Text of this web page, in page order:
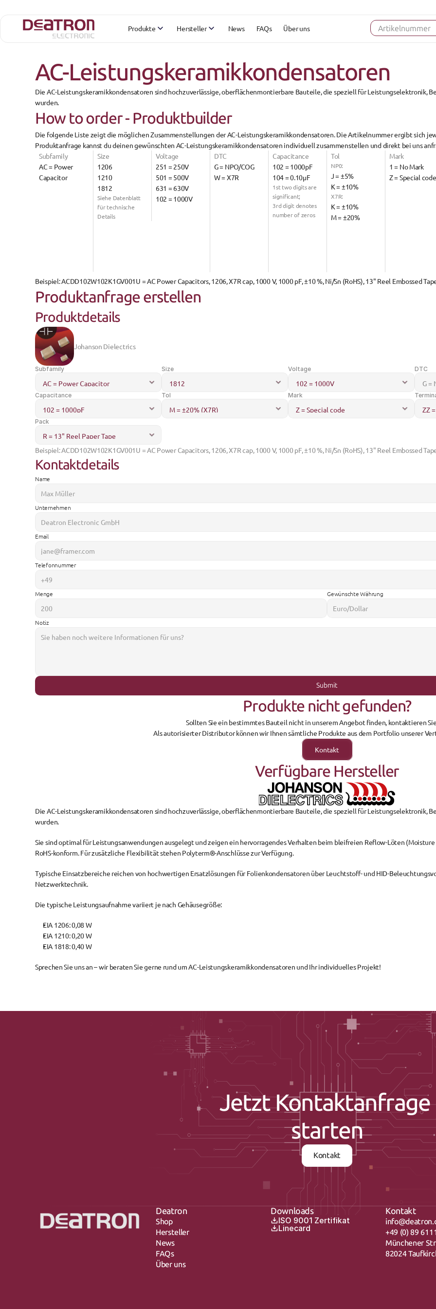
AC-Leistungskeramikkondensatoren
Die AC-Leistungskeramikkondensatoren sind hochzuverlässige, oberflächenmontierbare Bauteile, die speziell für Leistungselektronik,
wurden.
How to order - Produktbuilder
Die folgende Liste zeigt die möglichen Zusammenstellungen der AC-Leistungskeramikkondensatoren. Die Artikelnummer ergibt sich
Produktanfrage kannst du deinen gewünschten AC-Leistungskeramikkondensatoren individuell zusammenstellen und direkt bei uns
Subfamily
AC = Power
Capacitor
Size
1206
1210
1812
Siehe Datenblatt
für technische
Details
Voltage
251 = 250V
501 = 500V
631 = 630V
102 = 1000V
DTC
G = NPO/COG
W = X7R
Capacitance
102 = 1000pF
104 = 0.10µF
1st two digits are
significant;
3rd digit denotes
number of zeros
Tol
NP0:
J = ±5%
K = ±10%
X7R:
K = ±10%
M = ±20%
Mark
1 = No Mark
Z = Special code
Beispiel: ACDD102W102K1GV001U = AC Power Capacitors, 1206, X7R cap, 1000 V, 1000 pF, ±10 %, Ni/Sn (RoHS), 13" Reel Embossed
Produktanfrage erstellen
Produktdetails
Johanson Dielectrics
Subfamily Size Voltage DTC
Capacitance Tol Mark
Pack
Beispiel: ACDD102W102K1GV001U = AC Power Capacitors, 1206, X7R cap, 1000 V, 1000 pF, ±10 %, Ni/Sn (RoHS), 13" Reel Embossed
Kontaktdetails
Name
Unternehmen
Email
Telefonnummer
Menge Gewünschte Währung
Notiz
Submit
Produkte nicht gefunden?
Sollten Sie ein bestimmtes Bauteil nicht in unserem Angebot finden, kontaktieren
Als autorisierter Distributor können wir Ihnen sämtliche Produkte aus dem Portfolio unserer
Kontakt
Verfügbare Hersteller
Die AC-Leistungskeramikkondensatoren sind hochzuverlässige, oberflächenmontierbare Bauteile, die speziell für Leistungselektronik,
wurden.
Sie sind optimal für Leistungsanwendungen ausgelegt und zeigen ein hervorragendes Verhalten beim bleifreien Reflow-Löten (Moisture
RoHS-konform. Für zusätzliche Flexibilität stehen Polyterm®-Anschlüsse zur Verfügung.
Typische Einsatzbereiche reichen von hochwertigen Ersatzlösungen für Folienkondensatoren über Leuchtstoff- und HID-
Netzwerktechnik.
Die typische Leistungsaufnahme variiert je nach Gehäusegröße:
EIA 1206: 0,08 W
EIA 1210: 0,20 W
EIA 1818: 0,40 W
Sprechen Sie uns an – wir beraten Sie gerne rund um AC-Leistungskeramikkondensatoren und Ihr individuelles Projekt!
Produkte Hersteller News FAQs Über uns Artikelnummer
Jetzt Kontaktanfrage
starten
Kontakt
Deatron
Shop
Hersteller
News
FAQs
Über uns
Downloads
ISO 9001 Zertifikat
Linecard
Kontakt
+49 (0) 89
Münchener
82024